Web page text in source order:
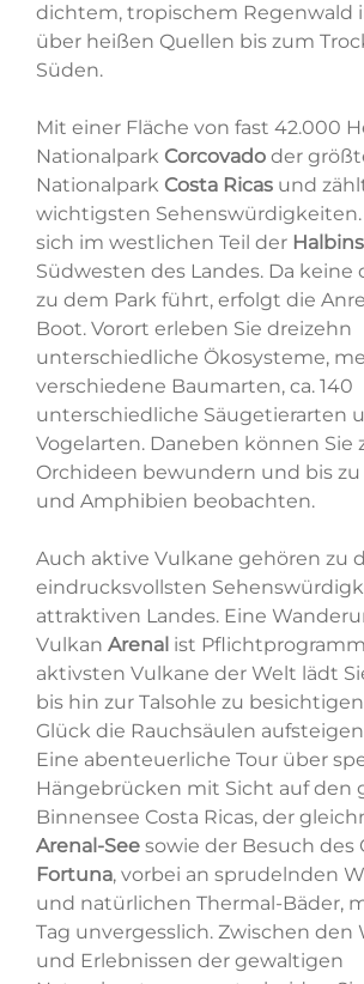
dichtem, tropischem Regenwald
über heißen Quellen bis zum
Süden.
Mit einer Fläche von fast 42.000
Nationalpark Corcovadoder
Nationalpark Costa Ricasund
wichtigsten
sich im westlichen Teil der
Südwesten des Landes. Da keine
zu dem Park führt, erfolgt die
Boot. Vorort erleben Sie dreizehn
unterschiedliche Ökosysteme,
verschiedene Baumarten, ca. 140
unterschiedliche Säugetierarten
Vogelarten. Daneben können Sie
Orchideen bewundern und bis zu
und Amphibien beobachten.
Auch aktive Vulkane gehören zu
eindrucksvollsten
attraktiven Landes. Eine
Vulkan Arenal ist
aktivsten Vulkane der Welt lädt
bis hin zur Talsohle zu
Glück die Rauchsäulen
Eine abenteuerliche Tour über
Hängebrücken mit Sicht auf den
Binnensee Costa Ricas, der
Arenal-See sowie der Besuch des
Fortuna, vorbei an sprudelnden
und natürlichen Thermal-Bäder,
Tag unvergesslich. Zwischen den
und Erlebnissen der gewaltigen